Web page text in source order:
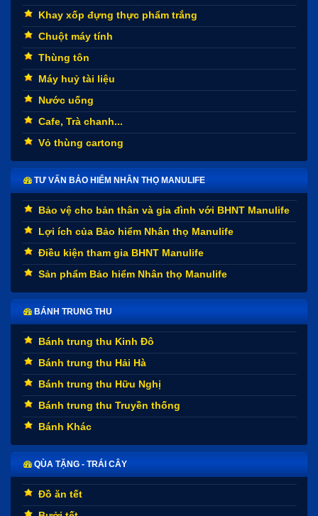
Khay xốp đựng thực phẩm trắng
Chuột máy tính
Thùng tôn
Máy huỷ tài liệu
Nước uống
Cafe, Trà chanh...
Vỏ thùng cartong
TƯ VẤN BẢO HIỂM NHÂN THỌ MANULIFE
Bảo vệ cho bản thân và gia đình với BHNT Manulife
Lợi ích của Bảo hiểm Nhân thọ Manulife
Điều kiện tham gia BHNT Manulife
Sản phẩm Bảo hiểm Nhân thọ Manulife
BÁNH TRUNG THU
Bánh trung thu Kinh Đô
Bánh trung thu Hải Hà
Bánh trung thu Hữu Nghị
Bánh trung thu Truyền thống
Bánh Khác
QÙA TẶNG - TRÁI CÂY
Đồ ăn tết